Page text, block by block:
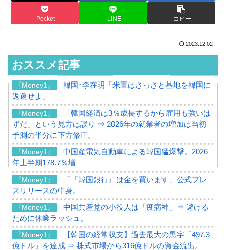
Pocket LINE コピー
2023.12.02
おススメ記事
『Money1』
韓国･李在明「米軍はさっさと基地を韓国に
返還せよ」
『Money1』
「韓国経済は3％成長するから雇用も強いは
ずだ」という見方は誤り ⇒ 2026年の就業者の増加は当初
予測の半分に下方修正。
『Money1』
中国産電気自動車による韓国猛爆撃。2026
年上半期178.7％増
『Money1』
「『韓国銀行』は金を買います」公式プレ
スリリースの中身。
『Money1』
中国共産党の小役人は「疫病神」⇒ 避ける
ために休業ラッシュ。
『Money1』
【韓国の経常収支】過去最大の黒字「497.3
億ドル」を達成 ⇒ 株式市場から316億ドルの資金流出。